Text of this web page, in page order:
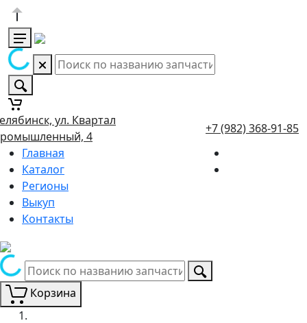
ул. Квартал
4
+7 (982) 368-91-85
Главная
Каталог
Регионы
Выкуп
Контакты
Корзина